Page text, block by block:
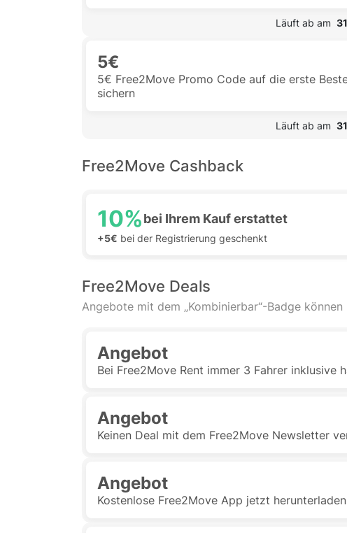
Läuft ab am
5€
5€ Free2Move Promo Code auf die erste
sichern
Läuft ab am
Free2Move Cashback
10%bei Ihrem Kauf erstattet
+5€ bei der Registrierung geschenkt
Free2Move Deals
Angebote mit dem „Kombinierbar“-Badge
Angebot
Bei Free2Move Rent immer 3 Fahrer inklusive
Angebot
Keinen Deal mit dem Free2Move Newsletter
Angebot
Kostenlose Free2Move App jetzt herunterladen